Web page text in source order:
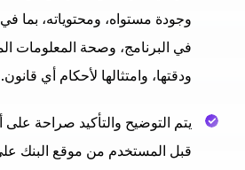
وجودة مستواه، ومحتوياته، بما
في البرنامج، وصحة المعلومات
ودقتها، وامتثالها لأحكام أي قانون.
يتم التوضيح والتأكيد صراحة على
قبل المستخدم من موقع البنك على